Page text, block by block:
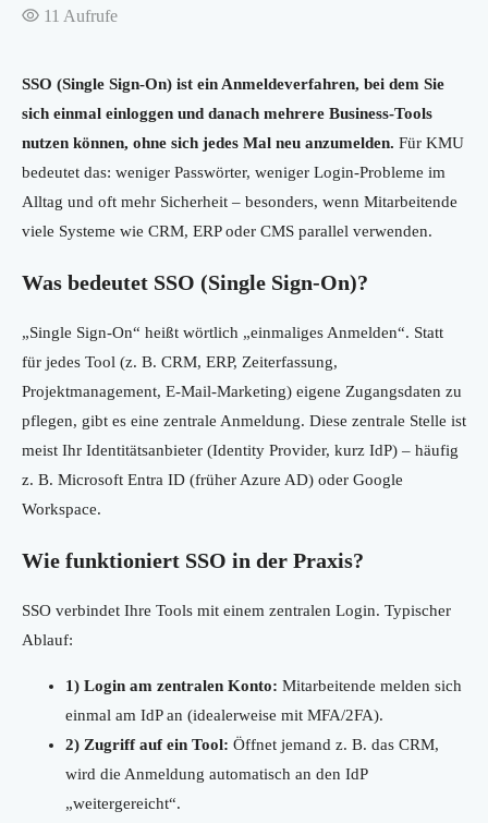
11 Aufrufe
SSO (Single Sign-On) ist ein Anmeldeverfahren, bei dem Sie
sich einmal einloggen und danach mehrere Business-Tools
nutzen können, ohne sich jedes Mal neu anzumelden. Für KMU
bedeutet das: weniger Passwörter, weniger Login-Probleme im
Alltag und oft mehr Sicherheit – besonders, wenn Mitarbeitende
viele Systeme wie CRM, ERP oder CMS parallel verwenden.
Was bedeutet SSO (Single Sign-On)?
„Single Sign-On“ heißt wörtlich „einmaliges Anmelden“. Statt
für jedes Tool (z. B. CRM, ERP, Zeiterfassung,
Projektmanagement, E-Mail-Marketing) eigene Zugangsdaten zu
pflegen, gibt es eine zentrale Anmeldung. Diese zentrale Stelle ist
meist Ihr Identitätsanbieter (Identity Provider, kurz IdP) – häufig
z. B. Microsoft Entra ID (früher Azure AD) oder Google
Workspace.
Wie funktioniert SSO in der Praxis?
SSO verbindet Ihre Tools mit einem zentralen Login. Typischer
Ablauf:
1) Login am zentralen Konto: Mitarbeitende melden sich
einmal am IdP an (idealerweise mit MFA/2FA).
2) Zugriff auf ein Tool: Öffnet jemand z. B. das CRM,
wird die Anmeldung automatisch an den IdP
„weitergereicht“.